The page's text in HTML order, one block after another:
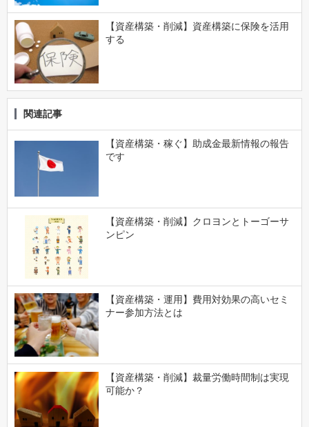
【資産構築・削減】資産構築に保険を活用
する
関連記事
【資産構築・稼ぐ】助成金最新情報の報告
です
【資産構築・削減】クロヨンとトーゴーサ
ンピン
【資産構築・運用】費用対効果の高いセミ
ナー参加方法とは
【資産構築・削減】裁量労働時間制は実現
可能か？